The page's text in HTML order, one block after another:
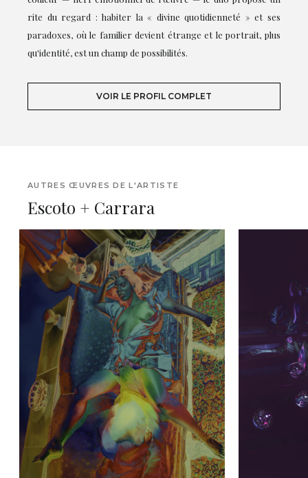
rite du regard : habiter la « divine quotidienneté » et ses
paradoxes, où le familier devient étrange et le portrait, plus
qu'identité, est un champ de possibilités.
VOIR LE PROFIL COMPLET
AUTRES ŒUVRES DE L'ARTISTE
Escoto + Carrara